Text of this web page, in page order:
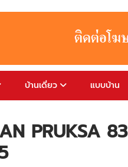
บ้านเดี่ยว แบบบ้าน
PRUKSA 83